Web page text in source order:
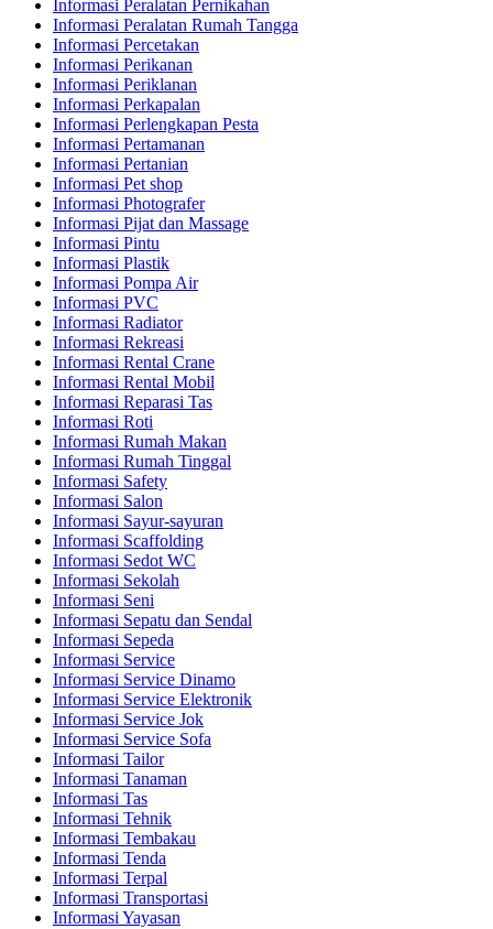
Informasi Peralatan Pernikahan
Informasi Peralatan Rumah Tangga
Informasi Percetakan
Informasi Perikanan
Informasi Periklanan
Informasi Perkapalan
Informasi Perlengkapan Pesta
Informasi Pertamanan
Informasi Pertanian
Informasi Pet shop
Informasi Photografer
Informasi Pijat dan Massage
Informasi Pintu
Informasi Plastik
Informasi Pompa Air
Informasi PVC
Informasi Radiator
Informasi Rekreasi
Informasi Rental Crane
Informasi Rental Mobil
Informasi Reparasi Tas
Informasi Roti
Informasi Rumah Makan
Informasi Rumah Tinggal
Informasi Safety
Informasi Salon
Informasi Sayur-sayuran
Informasi Scaffolding
Informasi Sedot WC
Informasi Sekolah
Informasi Seni
Informasi Sepatu dan Sendal
Informasi Sepeda
Informasi Service
Informasi Service Dinamo
Informasi Service Elektronik
Informasi Service Jok
Informasi Service Sofa
Informasi Tailor
Informasi Tanaman
Informasi Tas
Informasi Tehnik
Informasi Tembakau
Informasi Tenda
Informasi Terpal
Informasi Transportasi
Informasi Yayasan